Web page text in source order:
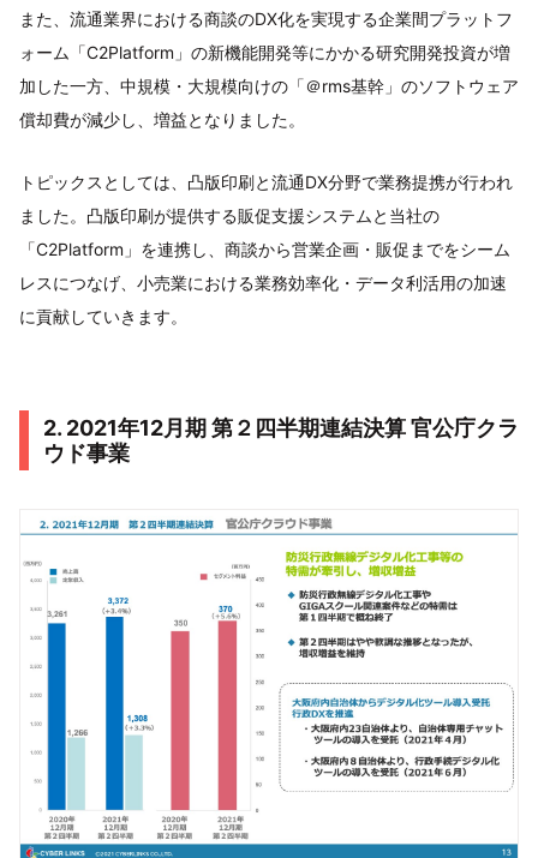
また、流通業界における商談のDX化を実現する企業間プラットフ
ォーム「C2Platform」の新機能開発等にかかる研究開発投資が増
加した一方、中規模・大規模向けの「＠rms基幹」のソフトウェア
償却費が減少し、増益となりました。
トピックスとしては、凸版印刷と流通DX分野で業務提携が行われ
ました。凸版印刷が提供する販促支援システムと当社の
「C2Platform」を連携し、商談から営業企画・販促までをシーム
レスにつなげ、小売業における業務効率化・データ利活用の加速
に貢献していきます。
2. 2021年12月期 第２四半期連結決算 官公庁クラ
ウド事業